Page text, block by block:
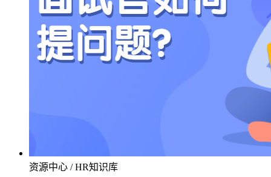
资源中心 / HR知识库